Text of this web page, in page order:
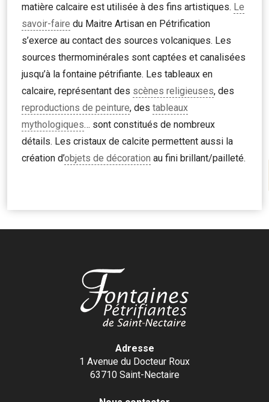
matière calcaire est utilisée à des fins artistiques. Le
savoir-faire du Maitre Artisan en Pétrification
s’exerce au contact des sources volcaniques. Les
sources thermominérales sont captées et canalisées
jusqu’à la fontaine pétrifiante. Les tableaux en
calcaire, représentant des scènes religieuses, des
reproductions de peinture, des tableaux
mythologiques… sont constitués de nombreux
détails. Les cristaux de calcite permettent aussi la
création d’objets de décoration au fini brillant/pailleté.
Adresse
1 Avenue du Docteur Roux
63710 Saint-Nectaire